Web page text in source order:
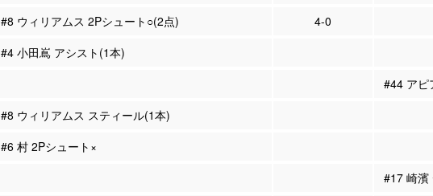
#8 ウィリアムス 2Pシュート○(2点)
4-0
#4 小田嶌 アシスト(1本)
#44 アピ
#8 ウィリアムス スティール(1本)
#6 村 2Pシュート×
#17 崎濱